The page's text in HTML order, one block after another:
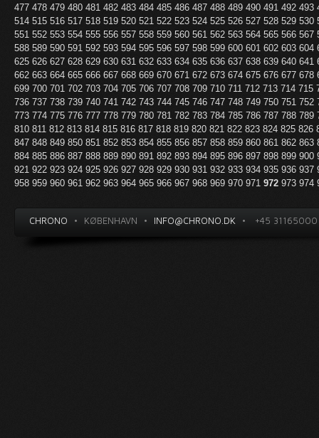
477 478 479 480 481 482 483 484 485 486 487 488 489 490 491 492 493
514 515 516 517 518 519 520 521 522 523 524 525 526 527 528 529 530
551 552 553 554 555 556 557 558 559 560 561 562 563 564 565 566 567
588 589 590 591 592 593 594 595 596 597 598 599 600 601 602 603 604
625 626 627 628 629 630 631 632 633 634 635 636 637 638 639 640 641
662 663 664 665 666 667 668 669 670 671 672 673 674 675 676 677 678
699 700 701 702 703 704 705 706 707 708 709 710 711 712 713 714 715
736 737 738 739 740 741 742 743 744 745 746 747 748 749 750 751 752
773 774 775 776 777 778 779 780 781 782 783 784 785 786 787 788 789
810 811 812 813 814 815 816 817 818 819 820 821 822 823 824 825 826
847 848 849 850 851 852 853 854 855 856 857 858 859 860 861 862 863
884 885 886 887 888 889 890 891 892 893 894 895 896 897 898 899 900
921 922 923 924 925 926 927 928 929 930 931 932 933 934 935 936 937
958 959 960 961 962 963 964 965 966 967 968 969 970 971 972 973 974
CHRONO • KØBENHAVN • INFO@CHRONO.DK • +45 31165000